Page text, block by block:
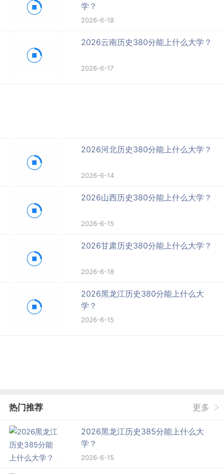
学？
2026-6-18
2026云南历史380分能上什么大学？
2026-6-17
2026河北历史380分能上什么大学？
2026-6-14
2026山西历史380分能上什么大学？
2026-6-15
2026甘肃历史380分能上什么大学？
2026-6-18
2026黑龙江历史380分能上什么大
学？
2026-6-15
热门推荐 更多
2026黑龙江历史385分能上什么大
学？
2026-6-15